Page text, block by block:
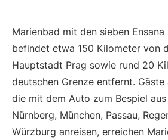
Marienbad mit den sieben
befindet etwa 150 Kilometer von
Hauptstadt Prag sowie rund 20
deutschen Grenze entfernt. Gäste
die mit dem Auto zum Bespiel
Nürnberg, München, Passau,
Würzburg anreisen, erreichen